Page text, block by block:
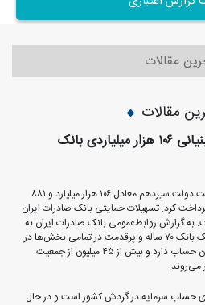
مقالات
مقالات
پرداخت تسهیلات دانش بنیانی ١٠٦ هزار میلیاردی بانک
بانک صادرات ایران در یکسال فعالیت دولت سیزدهم معادل ١٠٦ هزار میلیارد و ٨٨١
کرد. تسهیلات حمایتی بانک صادرات ایران
افزایش یافت. به گزارش روابط‌عمومی بانک صادرات ایران به
نقل از خبرگزاری فارس، این بانک یک بانک ٧٠ ساله و پرقدمت در تمامی بخش‌ها در
کشور ما است که در حدود ٥٠ میلیون حساب دارد و بیش از ٤٥ میلیون از جمعیت
می‌روند.
حساب سرمایه در گردش کشور است و در حال